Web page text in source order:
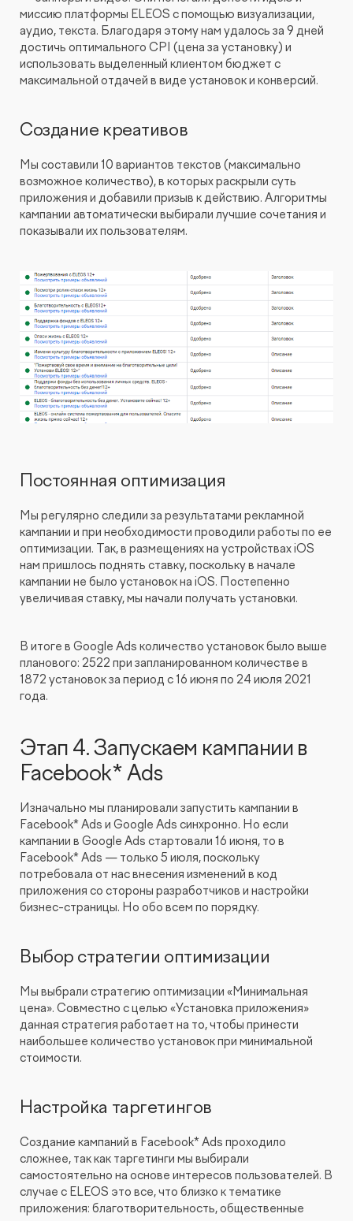
миссию платформы ELEOS с помощью визуализации,
аудио, текста. Благодаря этому нам удалось за 9 дней
достичь оптимального CPI (цена за установку) и
использовать выделенный клиентом бюджет с
максимальной отдачей в виде установок и конверсий.
Создание креативов
Мы составили 10 вариантов текстов (максимально
возможное количество), в которых раскрыли суть
приложения и добавили призыв к действию. Алгоритмы
кампании автоматически выбирали лучшие сочетания и
показывали их пользователям.
Постоянная оптимизация
Мы регулярно следили за результатами рекламной
кампании и при необходимости проводили работы по ее
оптимизации. Так, в размещениях на устройствах iOS
нам пришлось поднять ставку, поскольку в начале
кампании не было установок на iOS. Постепенно
увеличивая ставку, мы начали получать установки.
В итоге в Google Ads количество установок было выше
планового: 2522 при запланированном количестве в
1872 установок за период с 16 июня по 24 июля 2021
года.
Этап 4. Запускаем кампании в
Facebook* Ads
Изначально мы планировали запустить кампании в
Facebook* Ads и Google Ads синхронно. Но если
кампании в Google Ads стартовали 16 июня, то в
Facebook* Ads — только 5 июля, поскольку
потребовала от нас внесения изменений в код
приложения со стороны разработчиков и настройки
бизнес-страницы. Но обо всем по порядку.
Выбор стратегии оптимизации
Мы выбрали стратегию оптимизации «Минимальная
цена». Совместно с целью «Установка приложения»
данная стратегия работает на то, чтобы принести
наибольшее количество установок при минимальной
стоимости.
Настройка таргетингов
Создание кампаний в Facebook* Ads проходило
сложнее, так как таргетинги мы выбирали
самостоятельно на основе интересов пользователей. В
случае с ELEOS это все, что близко к тематике
приложения: благотворительность, общественные